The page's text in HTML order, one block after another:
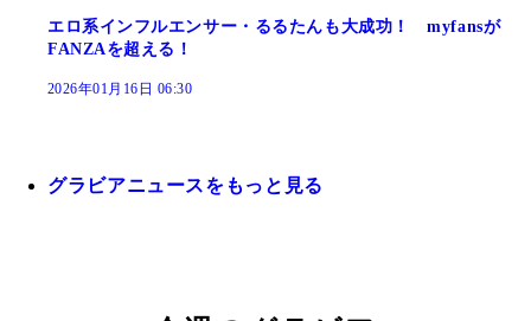
エロ系インフルエンサー・るるたんも大成功！ myfansが
FANZAを超える！
2026年01月16日 06:30
グラビアニュースをもっと見る